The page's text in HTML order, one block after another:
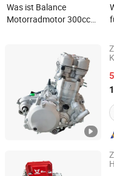
Was ist Balance
Motorradmotor 300cc
Luftgekühlter
Motorradmotor Dirt Bike
Motor Komplett
Motorradmotor
Guangzhou Bawo
Guangdong, China
Guangzhou Bawo